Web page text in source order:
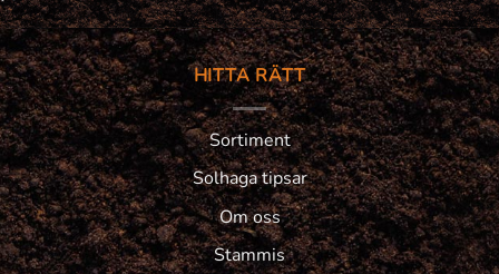
HITTA RÄTT
Sortiment
Solhaga tipsar
Om oss
Stammis